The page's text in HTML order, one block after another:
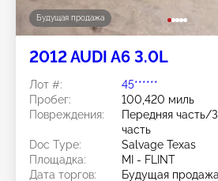
Будущая продажа
2012 AUDI A6 3.0L
Лот #:
45******
Пробег:
100,420 миль
Повреждения:
Передняя часть/
часть
Doc Type:
Salvage Texas
Площадка:
MI - FLINT
Дата торгов:
Будущая продажа